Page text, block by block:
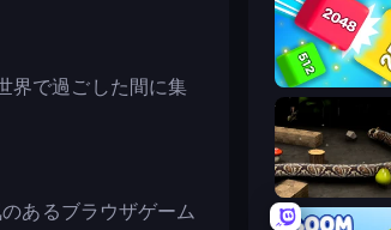
界で過ごした間に集
あるブラウザゲーム
Qube 2048
Snake 3D